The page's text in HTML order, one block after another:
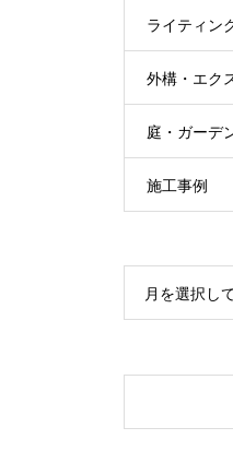
ライティン
外構・エク
庭・ガーデ
施工事例
月を選択し